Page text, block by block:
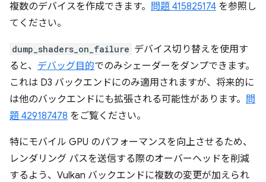
複数のデバイスを作成できます。 問題 415825174 を参照し
てください。
dump_shaders_on_failure デバイス切り替えを使用す
ると、 デバッグ目的でのみシェーダーをダンプできます。
これは D3 バックエンドにのみ適用されますが、将来的に
は他のバックエンドにも拡張される可能性があります。 問
題 429187478 をご覧ください。
特にモバイル GPU のパフォーマンスを向上させるため、
レンダリング パスを送信する際のオーバーヘッドを削減
するよう、Vulkan バックエンドに複数の変更が加えられ